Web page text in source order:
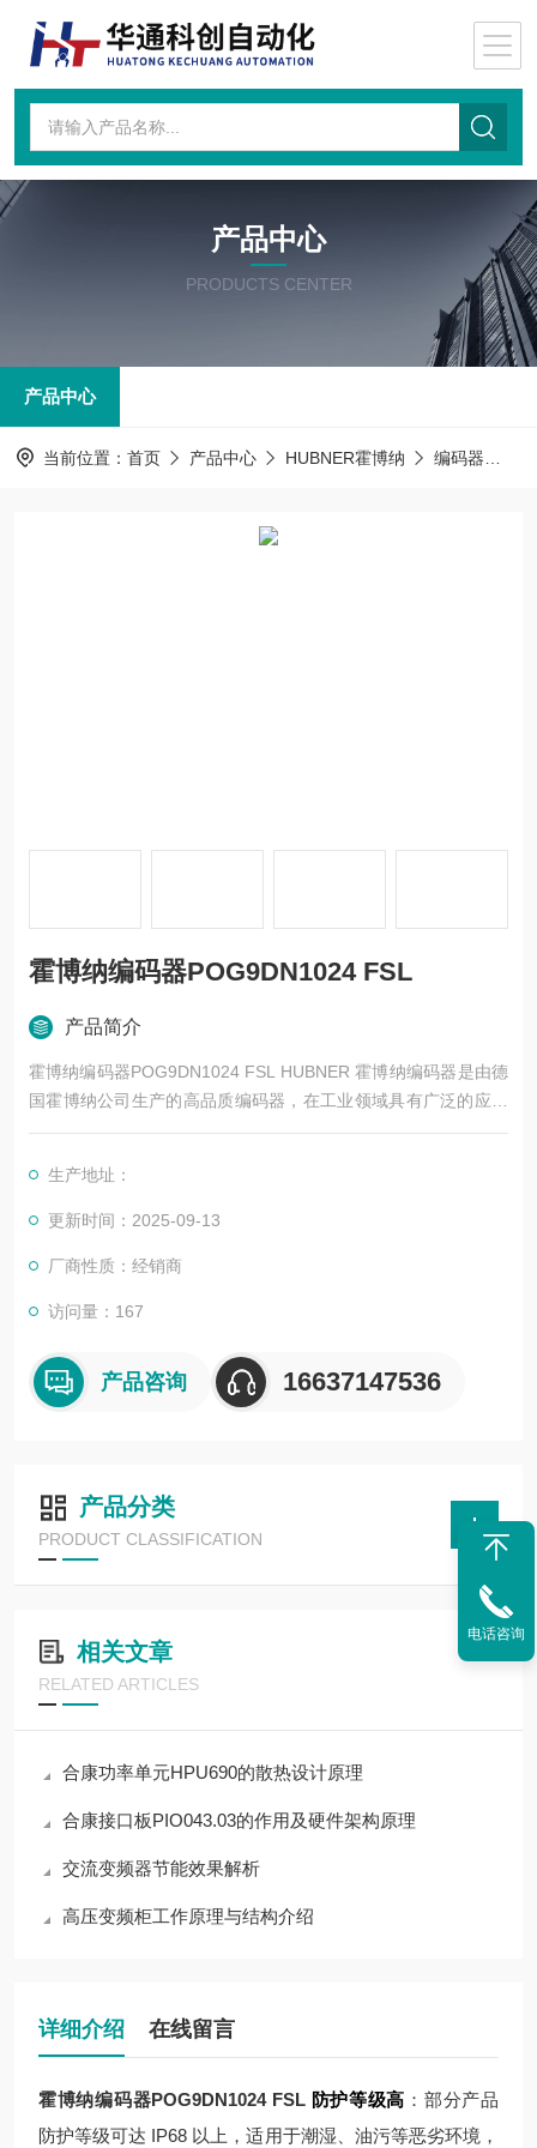
产品中心
PRODUCTS CENTER
产品中心
当前位置： 首页 产品中心 HUBNER霍博纳 编码器
霍博纳编码器POG9DN1024 FSL
产品简介
霍博纳编码器POG9DN1024 FSL HUBNER 霍博纳编码器是由德
国霍博纳公司生产的高品质编码器，在工业领域具有广泛的应用
和较高的度。以下是其详细简介
生产地址：
更新时间：2025-09-13
厂商性质：经销商
访问量：167
产品咨询 16637147536
产品分类
PRODUCT CLASSIFICATION
相关文章
RELATED ARTICLES
合康功率单元HPU690的散热设计原理
合康接口板PIO043.03的作用及硬件架构原理
交流变频器节能效果解析
高压变频柜工作原理与结构介绍
详细介绍 在线留言
霍博纳编码器POG9DN1024 FSL 防护等级高 ：部分产品
防护等级可达 IP68 以上，适用于潮湿、油污等恶劣环境，
电话咨询